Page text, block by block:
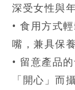
深受女性與
• 食用方式
嘴，兼具保
• 留意產品
「開心」而